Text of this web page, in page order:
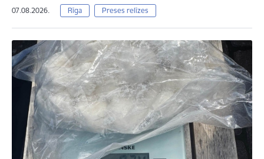
07.08.2026. Rīga Preses relīzes